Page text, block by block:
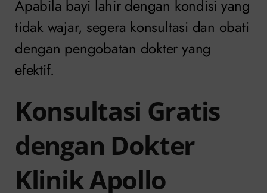
Apabila bayi lahir dengan kondisi yang
tidak wajar, segera konsultasi dan obati
dengan pengobatan dokter yang
efektif.
Konsultasi Gratis
dengan Dokter
Klinik Apollo